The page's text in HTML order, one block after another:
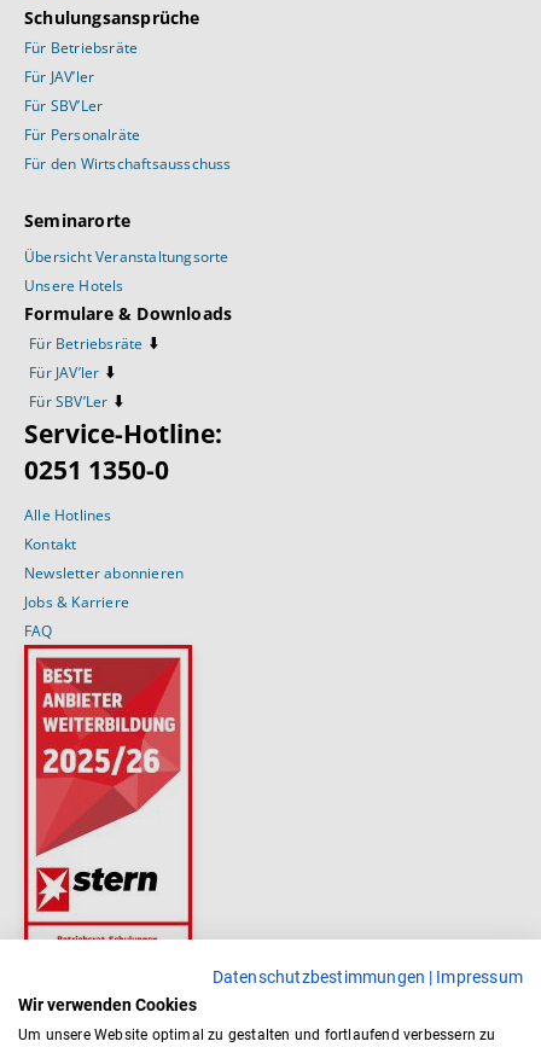
Datenschutzbestimmungen | Impressum
Wir verwenden Cookies
Um unsere Website optimal zu gestalten und fortlaufend verbessern zu
Schulungsansprüche
Für Betriebsräte
Für JAV’ler
Für SBV’Ler
Für Personalräte
Für den Wirtschaftsausschuss
Seminarorte
Übersicht Veranstaltungsorte
Unsere Hotels
Formulare & Downloads
Für Betriebsräte ⬇️
Für JAV’ler ⬇️
Für SBV’Ler ⬇️
Service-Hotline:
0251 1350-0
Alle Hotlines
Kontakt
Newsletter abonnieren
Jobs & Karriere
FAQ